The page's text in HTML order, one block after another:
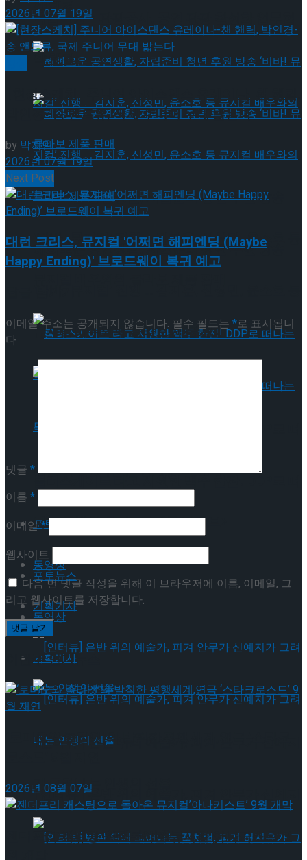
약 체결
혜화로운 공연생활, 자립준비 청년 후원 방송
‘비바! 뮤지컬’ 진행 … 김지훈, 신성민, 윤소호 등
롤러스케이트 타고 시원한 맥주 한잔! DDP로 떠
나는 특별한 휴가 <동대문 바이브>
포토뉴스
동영상
기획기사
[인터뷰] 은반 위의 예술가, 피겨 안무가 신예지
가 그려내는 인생의 선율
국립극장 – 관광공사, 공연 관광 활성화 업무협
약 체결
혜화로운 공연생활, 자립준비 청년 후원 방송
뮤지컬 배우와의 콜라보 제품 판매
나는 특별한 휴가 <동대문 바이브>
포토뉴스
동영상
기획기사
[인터뷰] 은반 위의 예술가, 피겨 안무가 신예지
가 그려내는 인생의 선율
2026년 07월 19일
[현장스케치] 주니어 아이스댄스 유레이나-챈 핸릭,
박인경-송 앤드류, 국제 주니어 무대 밟는다
by박지민
2026년 07월 19일
Next Post
대런 크리스, 뮤지컬 '어쩌면 해피엔딩 (Maybe
Happy Ending)' 브로드웨이 복귀 예고
이메일 주소는 공개되지 않습니다. 필수 필드는 *로 표시됩니
다
댓글 *
이름 *
이메일*
웹사이트
다음 번 댓글 작성을 위해 이 브라우저에 이름, 이메일, 그
리고 웹사이트를 저장합니다.
이번주 인기뉴스
‘로미오와 줄리엣’의 발칙한 평행세계,연극 ‘스타크
2026년 08월 07일
젠더프리 캐스팅으로 돌아온 뮤지컬’아나키스트’ 9